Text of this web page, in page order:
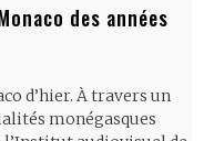
des années
d’hier. À travers un
monégasques